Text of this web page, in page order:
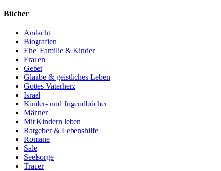
Bücher
Andacht
Biografien
Ehe, Familie & Kinder
Frauen
Gebet
Glaube & geistliches Leben
Gottes Vaterherz
Israel
Kinder- und Jugendbücher
Männer
Mit Kindern leben
Ratgeber & Lebenshilfe
Romane
Sale
Seelsorge
Trauer